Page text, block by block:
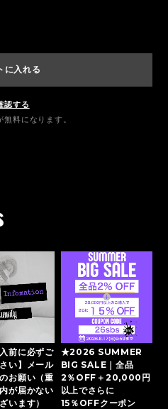
に入れる
認する
料になります。
前に必ずご
い】メール
お願い（重
が届かない
います）
★2026 SUMMER
BIG SALE｜全品
2％OFF＋20,000円
以上でさらに
15％OFFクーポン